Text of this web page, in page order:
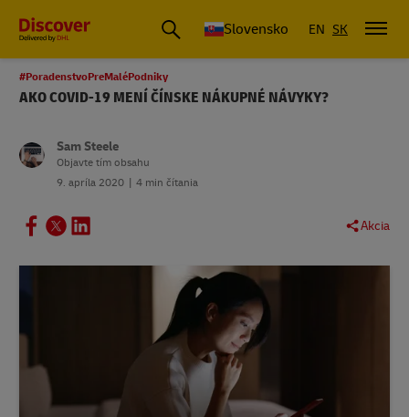
Slovensko EN SK
#PoradenstvoPreMaléPodniky
AKO COVID-19 MENÍ ČÍNSKE NÁKUPNÉ NÁVYKY?
Sam Steele
Objavte tím obsahu
9. apríla 2020
4 min čítania
Akcia